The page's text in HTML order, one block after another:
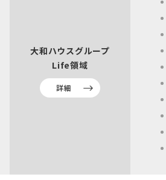
大和ハウスグループ
Life領域
詳細